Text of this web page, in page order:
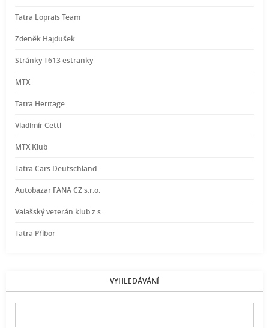
Tatra Loprais Team
Zdeněk Hajdušek
Stránky T613 estranky
MTX
Tatra Heritage
Vladimír Cettl
MTX Klub
Tatra Cars Deutschland
Autobazar FANA CZ s.r.o.
Valašský veterán klub z.s.
Tatra Příbor
VYHLEDÁVÁNÍ